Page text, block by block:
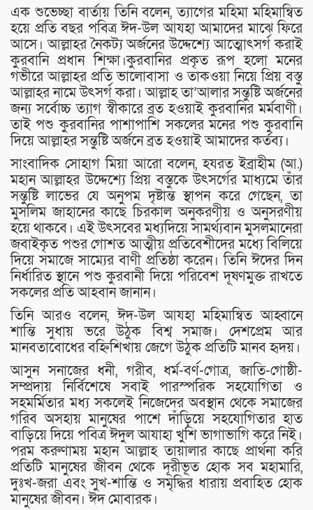
এক শুভেচ্ছা বার্তায় তিনি বলেন, ত্যাগের মহিমা মহিমান্বিত
হয়ে প্রতি বছর পবিত্র ঈদ-উল আযহা আমাদের মাঝে ফিরে
আসে। আল্লাহর নৈকট্য অর্জনের উদ্দেশ্যে আত্মোৎসর্গ করাই
কুরবানি প্রধান শিক্ষা।কুরবানির প্রকৃত রূপ হলো মনের
গভীরে আল্লাহর প্রতি ভালোবাসা ও তাকওয়া নিয়ে প্রিয় বস্তু
আল্লাহর নামে উৎসর্গ করা। আল্লাহ তা’আলার সন্তুষ্টি অর্জনের
জন্য সর্বোচ্চ ত্যাগ স্বীকারে ব্রত হওয়াই কুরবানির মর্মবাণী।
তাই পশু কুরবানির পাশাপাশি সকলের মনের পশু কুরবানি
দিয়ে আল্লাহর সন্তুষ্টি অর্জনে ব্রত হওয়াই আমাদের কর্তব্য।
সাংবাদিক সোহাগ মিয়া আরো বলেন, হযরত ইব্রাহীম (আ.)
মহান আল্লাহর উদ্দেশ্যে প্রিয় বস্তুকে উৎসর্গের মাধ্যমে তাঁর
সন্তুষ্টি লাভের যে অনুপম দৃষ্টান্ত স্থাপন করে গেছেন, তা
মুসলিম জাহানের কাছে চিরকাল অনুকরণীয় ও অনুসরণীয়
হয়ে থাকবে। এই উৎসবের মধ্যদিয়ে সামর্থ্যবান মুসলমানেরা
জবাইকৃত পশুর গোশত আত্মীয় প্রতিবেশীদের মধ্যে বিলিয়ে
দিয়ে সমাজে সাম্যের বাণী প্রতিষ্ঠা করেন। তিনি ঈদের দিন
নির্ধারিত স্থানে পশু কুরবানী দিয়ে পরিবেশ দূষণমুক্ত রাখতে
সকলের প্রতি আহবান জানান।
তিনি আরও বলেন, ঈদ-উল আযহা মহিমান্বিত আহ্বানে
শান্তি সুধায় ভরে উঠুক বিশ্ব সমাজ। দেশপ্রেম আর
মানবতাবোধের বহ্নিশিখায় জেগে উঠুক প্রতিটি মানব হৃদয়।
আসুন সনাজের ধনী, গরীব, ধর্ম-বর্ণ-গোত্র, জাতি-গোষ্ঠী-
সম্প্রদায় নির্বিশেষে সবাই পারস্পরিক সহযোগিতা ও
সহমর্মিতার মধ্য সকলেই নিজেদের অবস্থান থেকে সমাজের
গরিব অসহায় মানুষের পাশে দাঁড়িয়ে সহযোগিতার হাত
বাড়িয়ে দিয়ে পবিত্র ঈদুল আযাহা খুশি ভাগাভাগি করে নিই।
পরম করুণাময় মহান আল্লাহ তায়ালার কাছে প্রার্থনা করি
প্রতিটি মানুষের জীবন থেকে দূরীভূত হোক সব মহামারি,
দুঃখ-জরা এবং সুখ-শান্তি ও সমৃদ্ধির ধারায় প্রবাহিত হোক
মানুষের জীবন। ঈদ মোবারক।